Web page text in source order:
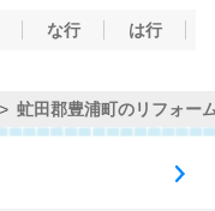
な行 は行
虻田郡豊浦町のリフォー